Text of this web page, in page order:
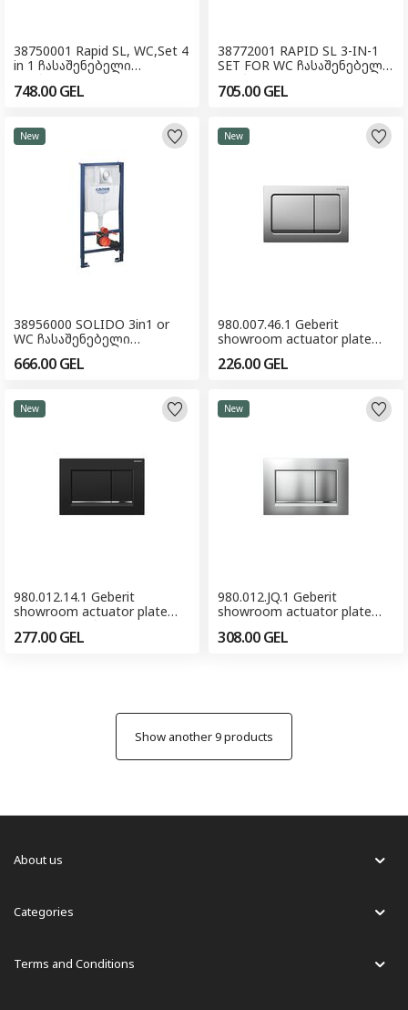
38750001 Rapid SL, WC,Set 4
in 1 ჩასაშენებელი
ჩამრეცხი მექანიზმი
ღილაკით
748.00GEL
38772001 RAPID SL 3-IN-1
SET FOR WC ჩასაშენებელი
ჩამრეცხი მექანიზმი
705.00GEL
New
38956000 SOLIDO 3in1 or
WC ჩასაშენებელი
ჩამრეცხი მექანიზმი
666.00GEL
New
980.007.46.1 Geberit
showroom actuator plate
Alpha30 ჩამრეცხი ღილაკი
(შოურუმისთვის)
226.00GEL
New
980.012.14.1 Geberit
showroom actuator plate
Sigma30 ჩამრეცხი ღილაკი
(შოურუმისთვის)
277.00GEL
New
980.012.JQ.1 Geberit
showroom actuator plate
Sigma30 ჩამრეცხი ღილაკი
(შოურუმისთვის)
308.00GEL
Show another 9 products
About us
Categories
Terms and Conditions